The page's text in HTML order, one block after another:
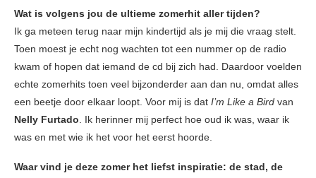
Wat is volgens jou de ultieme zomerhit aller tijden?
Ik ga meteen terug naar mijn kindertijd als je mij die vraag stelt.
Toen moest je echt nog wachten tot een nummer op de radio
kwam of hopen dat iemand de cd bij zich had. Daardoor voelden
echte zomerhits toen veel bijzonderder aan dan nu, omdat alles
een beetje door elkaar loopt. Voor mij is dat I’m Like a Bird van
Nelly Furtado . Ik herinner mij perfect hoe oud ik was, waar ik
was en met wie ik het voor het eerst hoorde.
Waar vind je deze zomer het liefst inspiratie: de stad, de